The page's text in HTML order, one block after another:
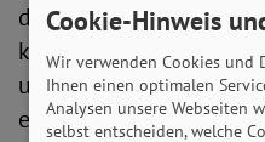
der aktuellen Ausgabe
klare Botschaft:
unsere Infrastruktur
extrem heiße
Cookie-Hinweis
Wir verwenden Cookies und
Ihnen einen optimalen
Analysen unsere Webseiten
selbst entscheiden, welche